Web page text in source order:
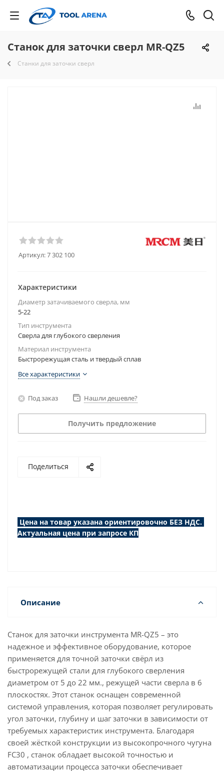
Станок для заточки сверл MR-QZ5
Станки для заточки сверл
Артикул:7 302 100
Характеристики
Диаметр затачиваемого сверла, мм
5-22
Тип инструмента
Сверла для глубокого сверления
Материал инструмента
Быстрорежущая сталь и твердый сплав
Все характеристики
Под заказ Нашли дешевле?
Получить предложение
Поделиться
Цена на товар указана ориентировочно БЕЗ НДС.
Актуальная цена при запросе КП
Описание
Станок для заточки инструмента MR-QZ5 – это
надежное и эффективное оборудование, которое
применяется для точной заточки свёрл из
быстрорежущей стали для глубокого сверления
диаметром от 5 до 22 мм., режущей части сверла в 6
плоскостях. Этот станок оснащен современной
системой управления, которая позволяет регулировать
угол заточки, глубину и шаг заточки в зависимости от
требуемых характеристик инструмента. Благодаря
своей жёсткой конструкции из высокопрочного чугуна
FC30 , станок обладает высокой точностью и
автоматизации процесса заточки обеспечивает